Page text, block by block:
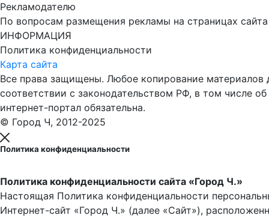
Рекламодателю
По вопросам размещения рекламы на страницах
ИНФОРМАЦИЯ
Политика конфиденциальности
Карта сайта
Все права защищены. Любое копирование материалов
соответствии с законодательством РФ, в том числе
интернет-портал обязательна.
© Город Ч, 2012-2025
Политика конфиденциальности
Политика конфиденциальности сайта «Город Ч.»
Настоящая Политика конфиденциальности
Интернет-сайт «Город Ч.» (далее «Сайт»),